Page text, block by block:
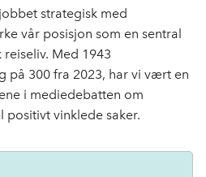
e
b
e
s
strategisk med
vår posisjon som en sentral
Med 1943
på 300 fra 2023, har vi vært en
i mediedebatten om
positivt vinklede saker.